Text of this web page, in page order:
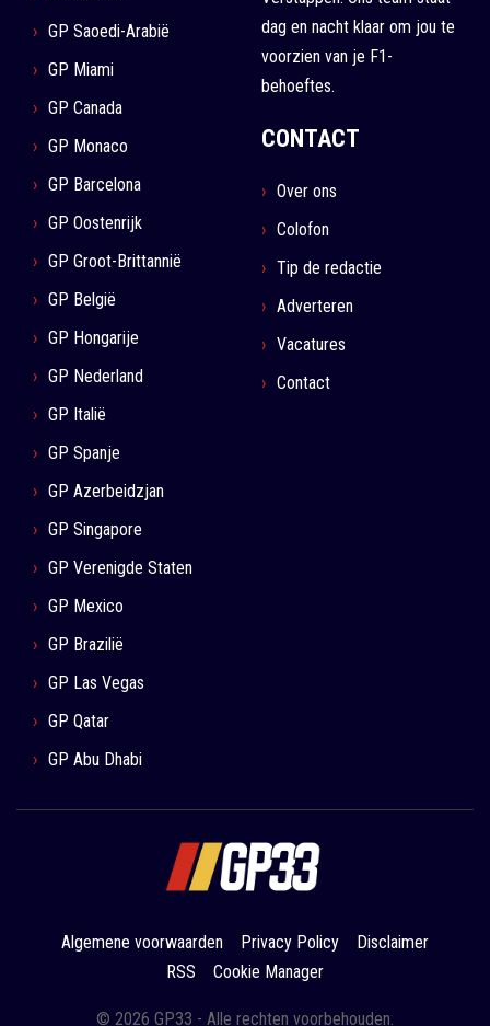
GP Saoedi-Arabië
GP Miami
GP Canada
GP Monaco
GP Barcelona
GP Oostenrijk
GP Groot-Brittannië
GP België
GP Hongarije
GP Nederland
GP Italië
GP Spanje
GP Azerbeidzjan
GP Singapore
GP Verenigde Staten
GP Mexico
GP Brazilië
GP Las Vegas
GP Qatar
GP Abu Dhabi
dag en nacht klaar om jou te
voorzien van je F1-
behoeftes.
CONTACT
Over ons
Colofon
Tip de redactie
Adverteren
Vacatures
Contact
Algemene voorwaarden Privacy Policy
Disclaimer
RSS
Cookie Manager
© 2026 GP33 - Alle rechten voorbehouden.